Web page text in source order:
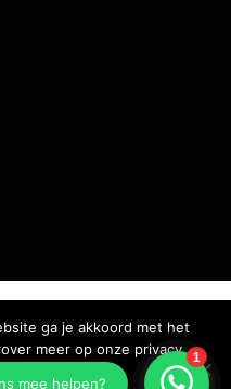
-Algemene voorwaarden-
door Best4u Group B.V.
ga je akkoord met het
meer op onze privacy